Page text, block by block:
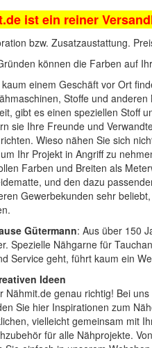
ist ein reiner
bzw. Zusatzaustattung.
können die Farben auf
einem Geschäft vor Ort
, Stoffe und
gibt es einen speziellen Stoff
sie Ihre Freunde und
Wieso nähen Sie sich
Ihr Projekt in Angriff zu
Farben und Breiten als
, und den dazu
Gewerbekunden sehr
Gütermann: Aus über 150
Spezielle Nähgarne für
Service geht, führt kaum ein
Ideen
Nähmit.de genau richtig! Bei
Sie hier Inspirationen zum
vielleicht gemeinsam mit
für alle Nähprojekte.